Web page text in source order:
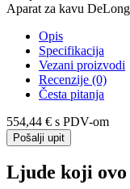
Aparat za kavu
Opis
Specifikacija
Vezani proizvodi
Recenzije (0)
Česta pitanja
554,44 € s PDV-om
Pošalji upit
Ljude koji